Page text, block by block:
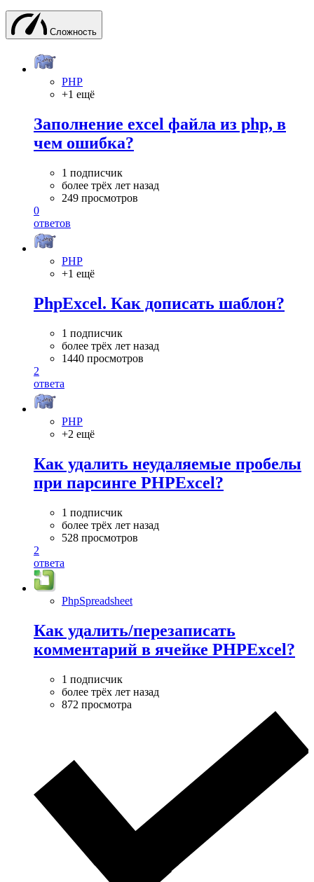
Сложность
PHP
+1 ещё
Заполнение excel файла из php, в
чем ошибка?
1 подписчик
более трёх лет назад
249 просмотров
0
ответов
PHP
+1 ещё
PhpExcel. Как дописать шаблон?
1 подписчик
более трёх лет назад
1440 просмотров
2
ответа
PHP
+2 ещё
Как удалить неудаляемые пробелы
при парсинге PHPExcel?
1 подписчик
более трёх лет назад
528 просмотров
2
ответа
PhpSpreadsheet
Как удалить/перезаписать
комментарий в ячейке PHPExcel?
1 подписчик
более трёх лет назад
872 просмотра